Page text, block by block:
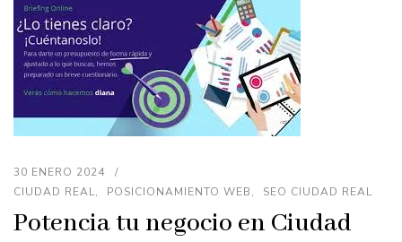
30 ENERO 2024
CIUDAD REAL
POSICIONAMIENTO WEB SEO CIUDAD REAL
Potencia tu negocio en Ciudad